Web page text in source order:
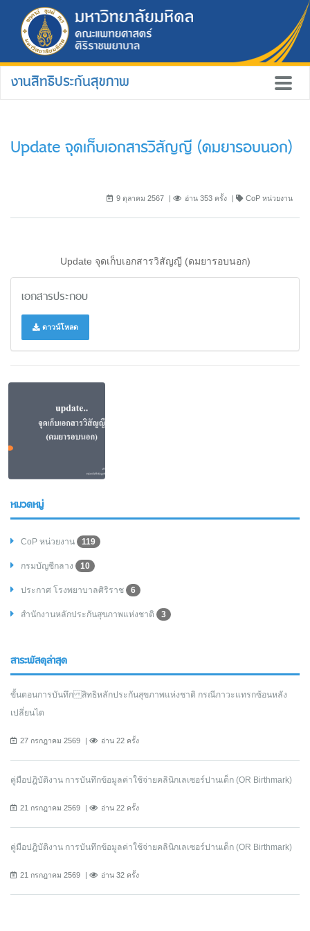
งานสิทธิประกันสุขภาพ
Update จุดเก็บเอกสารวิสัญญี (ดมยารอบนอก)
9 ตุลาคม 2567 อ่าน 353 ครั้ง CoP หน่วยงาน
Update จุดเก็บเอกสารวิสัญญี (ดมยารอบนอก)
เอกสารประกอบ
ดาวน์โหลด
หมวดหมู่
CoP หน่วยงาน 119
กรมบัญชีกลาง 10
ประกาศ โรงพยาบาลศิริราช 6
สำนักงานหลักประกันสุขภาพแห่งชาติ 3
สาระพัสดุล่าสุด
ขั้นตอนการบันทึก สิทธิหลักประกันสุขภาพแห่งชาติ กรณีภาวะแทรกซ้อนหลัง
เปลี่ยนไต
27 กรกฎาคม 2569 อ่าน 22 ครั้ง
คู่มือปฎิบัติงาน การบันทึกข้อมูลค่าใช้จ่ายคลินิกเลเซอร์ปานเด็ก (OR Birthmark)
21 กรกฎาคม 2569 อ่าน 22 ครั้ง
คู่มือปฎิบัติงาน การบันทึกข้อมูลค่าใช้จ่ายคลินิกเลเซอร์ปานเด็ก (OR Birthmark)
21 กรกฎาคม 2569 อ่าน 32 ครั้ง